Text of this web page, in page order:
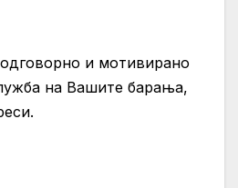
и мотивирано
на Вашите барања,